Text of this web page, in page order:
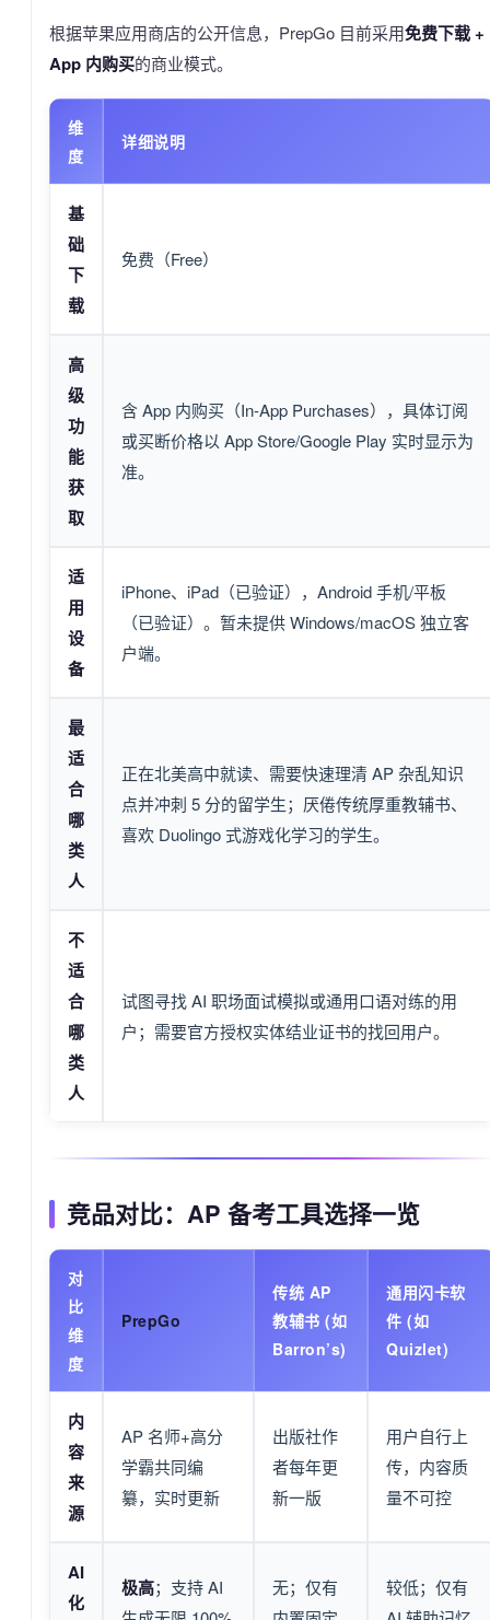
根据苹果应用商店的公开信息，PrepGo 目前采用免费下载 +
App 内购买的商业模式。
维
度
详细说明
基
础
下
载
免费（Free）
高
级
功
能
获
取
含 App 内购买（In-App Purchases），具体订阅
或买断价格以 App Store/Google Play 实时显示为
准。
适
用
设
备
iPhone、iPad（已验证），Android 手机/平板
（已验证）。暂未提供 Windows/macOS 独立客
户端。
最
适
合
哪
类
人
正在北美高中就读、需要快速理清 AP 杂乱知识
点并冲刺 5 分的留学生；厌倦传统厚重教辅书、
喜欢 Duolingo 式游戏化学习的学生。
不
适
合
哪
类
人
试图寻找 AI 职场面试模拟或通用口语对练的用
户；需要官方授权实体结业证书的找回用户。
竞品对比：AP 备考工具选择一览
对
比
维
度
PrepGo
传统 AP
教辅书 (如
Barron’s)
通用闪卡软
件 (如
Quizlet)
内
容
来
源
AP 名师+高分
学霸共同编
纂，实时更新
出版社作
者每年更
新一版
用户自行上
传，内容质
量不可控
AI
化
极高；支持 AI
无；仅有
较低；仅有